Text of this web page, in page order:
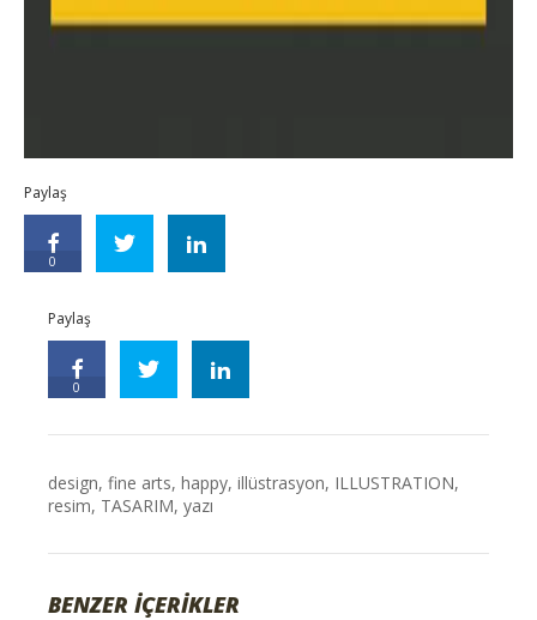
Paylaş
0
Paylaş
0
design,fine arts,happy,illüstrasyon, ILLUSTRATION,
resim, TASARIM,yazı
BENZER İÇERİKLER